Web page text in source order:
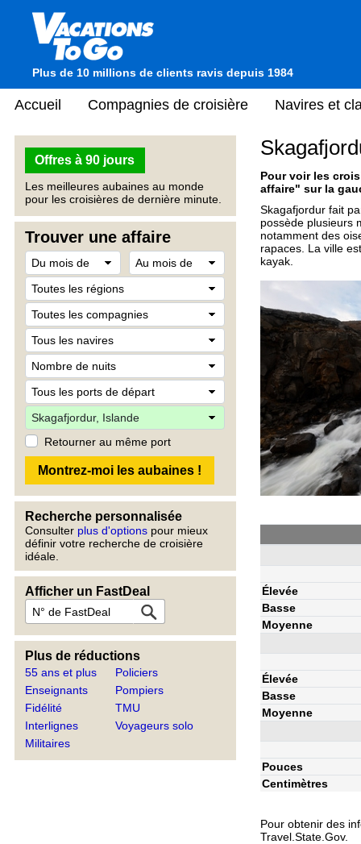
Plus de 10 millions de clients ravis depuis 1984
Accueil Compagnies de croisière Navires et
Offres à 90 jours
Les meilleures aubaines au monde
pour les croisières de dernière minute.
Trouver une affaire
Retourner au même port
Recherche personnalisée
Consulter plus d'options pour mieux
définir votre recherche de croisière
idéale.
Afficher un FastDeal
Plus de réductions
55 ans et plus
Enseignants
Fidélité
Interlignes
Militaires
Policiers
Pompiers
TMU
Voyageurs solo
Pour voir les
affaire" sur la
Skagafjordur fait
possède plusieurs
notamment des
rapaces. La ville
kayak.
Élevée
Basse
Moyenne
Élevée
Basse
Moyenne
Pouces
Centimètres
Pour obtenir des
Travel.State.Gov.